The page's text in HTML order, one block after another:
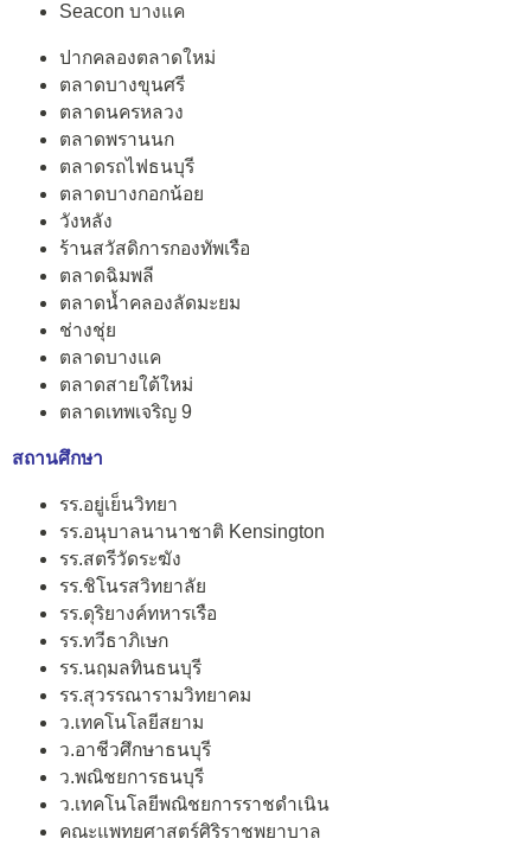
Seacon บางแค
ปากคลองตลาดใหม่
ตลาดบางขุนศรี
ตลาดนครหลวง
ตลาดพรานนก
ตลาดรถไฟธนบุรี
ตลาดบางกอกน้อย
วังหลัง
ร้านสวัสดิการกองทัพเรือ
ตลาดฉิมพลี
ตลาดน้ำคลองลัดมะยม
ช่างชุ่ย
ตลาดบางแค
ตลาดสายใต้ใหม่
ตลาดเทพเจริญ 9
สถานศึกษา
รร.อยู่เย็นวิทยา
รร.อนุบาลนานาชาติ Kensington
รร.สตรีวัดระฆัง
รร.ชิโนรสวิทยาลัย
รร.ดุริยางค์ทหารเรือ
รร.ทวีธาภิเษก
รร.นฤมลทินธนบุรี
รร.สุวรรณารามวิทยาคม
ว.เทคโนโลยีสยาม
ว.อาชีวศึกษาธนบุรี
ว.พณิชยการธนบุรี
ว.เทคโนโลยีพณิชยการราชดำเนิน
คณะแพทยศาสตร์ศิริราชพยาบาล